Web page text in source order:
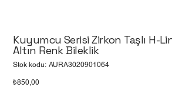
Kuyumcu Serisi Zirkon Taşlı H-
Altın Renk Bileklik
Stok kodu: Stok
AURA3020901064
Fiyat
₺850,00